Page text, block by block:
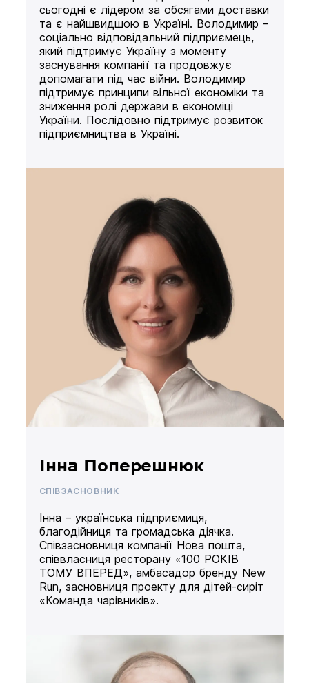
сьогодні є лідером за обсягами доставки
та є найшвидшою в Україні. Володимир –
соціально відповідальний підприємець,
який підтримує Україну з моменту
заснування компанії та продовжує
допомагати під час війни. Володимир
підтримує принципи вільної економіки та
зниження ролі держави в економіці
України. Послідовно підтримує розвиток
підприємництва в Україні.
Інна Поперешнюк
СПІВЗАСНОВНИК
Інна – українська підприємиця,
благодійниця та громадська діячка.
Співзасновниця компанії Нова пошта,
співвласниця ресторану «100 РОКІВ
ТОМУ ВПЕРЕД», амбасадор бренду New
Run, засновниця проекту для дітей-сиріт
«Команда чарівників».